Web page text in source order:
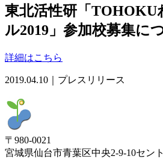
東北活性研「TOHOKU
ル2019」参加校募集に
詳細はこちら
2019.04.10｜プレスリリース
〒980-0021
宮城県仙台市青葉区中央2-9-10セン